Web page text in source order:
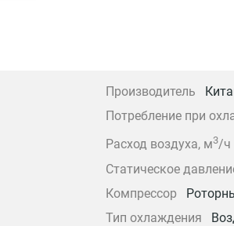
Производитель
Потребление при
Расход воздуха, м3/ч
Статическое
Компрессор
Тип охлаждения